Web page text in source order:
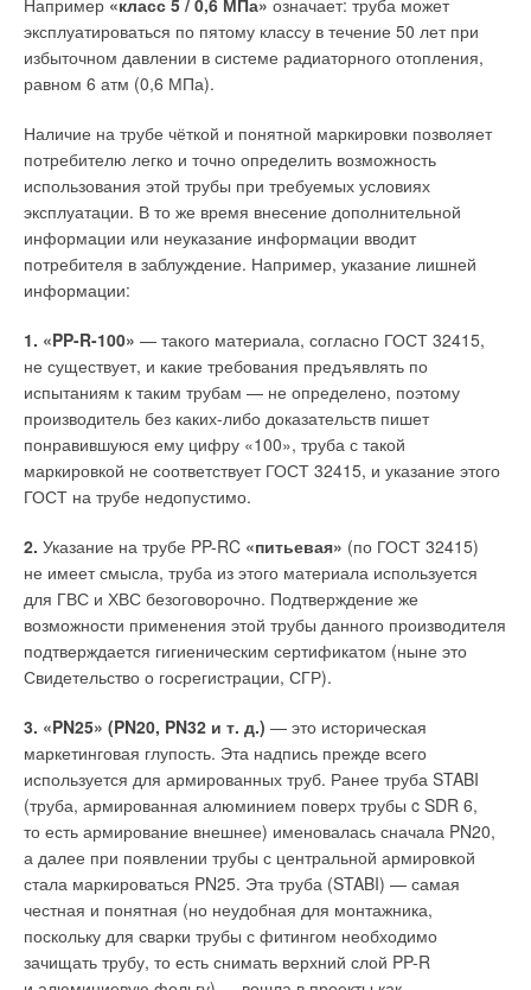
эксплуатироваться по пятому классу в течение 50 лет при
избыточном давлении в системе радиаторного отопления,
равном 6 атм (0,6 МПа).
Наличие на трубе чёткой и понятной маркировки позволяет
потребителю легко и точно определить возможность
использования этой трубы при требуемых условиях
эксплуатации. В то же время внесение дополнительной
информации или неуказание информации вводит
потребителя в заблуждение. Например, указание лишней
информации:
1. «PP-R-100» — такого материала, согласно ГОСТ 32415,
не существует, и какие требования предъявлять по
испытаниям к таким трубам — не определено, поэтому
производитель без каких-либо доказательств пишет
понравившуюся ему цифру «100», труба с такой
маркировкой не соответствует ГОСТ 32415, и указание этого
ГОСТ на трубе недопустимо.
2. Указание на трубе PP-RC «питьевая» (по ГОСТ 32415)
не имеет смысла, труба из этого материала используется
для ГВС и ХВС безоговорочно. Подтверждение же
возможности применения этой трубы данного производителя
подтверждается гигиеническим сертификатом (ныне это
Свидетельство о госрегистрации, СГР).
3. «PN25» (PN20, PN32 и т. д.) — это историческая
маркетинговая глупость. Эта надпись прежде всего
используется для армированных труб. Ранее труба STABI
(труба, армированная алюминием поверх трубы c SDR 6,
то есть армирование внешнее) именовалась сначала PN20,
а далее при появлении трубы с центральной армировкой
стала маркироваться PN25. Эта труба (STABI) — самая
честная и понятная (но неудобная для монтажника,
поскольку для сварки трубы с фитингом необходимо
зачищать трубу, то есть снимать верхний слой PP-R
Долгосрочность и простое техническое обслуживание
Все детали, входящие в состав насосов, рассчитаны
на долгий срок службы с постоянно высокой
необходимого технического обслуживания. Конструктивно
эти насосы являются самосмазывающимися и не требуют
использования смазочных материалов. Водная среда
в рабочей полости насоса обеспечивает достаточный
уровень поверхностного скольжения подвижных деталей
насоса, поршней и наклонной шайбы.
Эффективные проектные характеристики и конструкция из
нержавеющей стали Super Duplex гарантируют
долгосрочность использования изделия. При соблюдении
технических условий эксплуатации компании Danfoss
предполагаемый интервал между циклами технического
обслуживания составляет до 8000 ч (!), что для систем
пожаротушения является целой вечностью.
Снижение энергозатрат
Благодаря весьма экономичному исполнению насосы серии
РАН потребляют меньше энергии по сравнению
с сопоставимыми по характеристикам альтернативами.
Насосы могут поставляться во взрывозащищённом
исполнении по стандарту ATEX для категории 2, зоны 1 или
категории 3, зоны 2.
числе и в ГОСТах европейских стран. Например, п. 5.2.3
упомянутого ГОСТ 21485–94 ограничивает спускную
арматуру средним расходом на смыв, равным 1,8 ± 0,2 л/с.
Это среднестатистическое значение расхода было
сопротивления каналов, размещённых под ободом
использовавшихся в то время унитазов. Пользуясь этими
ГОСТами, также было невозможно в то время точно
определить характеристики собственно спускной арматуры,
поскольку конечный момент завершения процесса спуска
определялся по прекращению течения воды из-под тыльной
части обода унитаза. Поэтому при создании новых
на предшествующие разработки. Однако их характеристики
уже были далеки от возросших требований, которые стали
предъявляться к спускной арматуре, во многом
определяющей смывные качества унитазов.
Если спускную арматуру установить на унитаз, то средние
расходы на смыв из-за увеличенных гидравлических
на 30–40%. Такое уменьшение расходов унитазов
с некоторыми типами спускных арматур приводит
к существенному ухудшению качества смыва даже очень
красивых и стильных компакт-унитазов.
Величины средних расходов на смыв у спускных арматур
в каналах обода унитазов, а также при использовании
смывных бачков различной конфигурации существенно
отличаются.
Для подтверждения этого факта были проведены
экспериментальные исследования различных спускных
арматур с относительно высоким смывным бачком. Его
высота без крышки равна 330 мм, ширина фронтальной
стенки вверху — 380 мм, внизу — 330 мм. Боковые стенки
бачка равны внизу в среднем 150 мм, вверху — 165 мм. В